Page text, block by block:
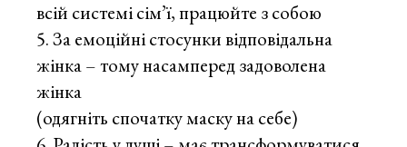
всій системі сім’ї, працюйте з собою
За емоційні стосунки відповідальна
жінка – тому насамперед задоволена
жінка
(одягніть спочатку маску на себе)